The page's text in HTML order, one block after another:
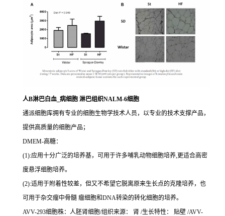
人B淋巴白血_病细胞 淋巴组织NALM-6细胞
通派细胞库拥有专业的细胞生物学技术人员，以专业的技术支撑产品，
提供高质量的细胞产品；
DMEM-高糖：
(1):应用十分广泛的培养基，可用于许多哺乳动物细胞培养,更适合高密
度悬浮细胞培养。
(2):适用于附着性较差，但又不希望它脱离原来生长点的克隆培养，也
可用于杂交瘤中骨髓 瘤细胞和DNA转染的转化细胞的培养。
AVV-293细胞株：人胚肾细胞/组织来源： 肾 /生长特性： 贴壁 /AVV-